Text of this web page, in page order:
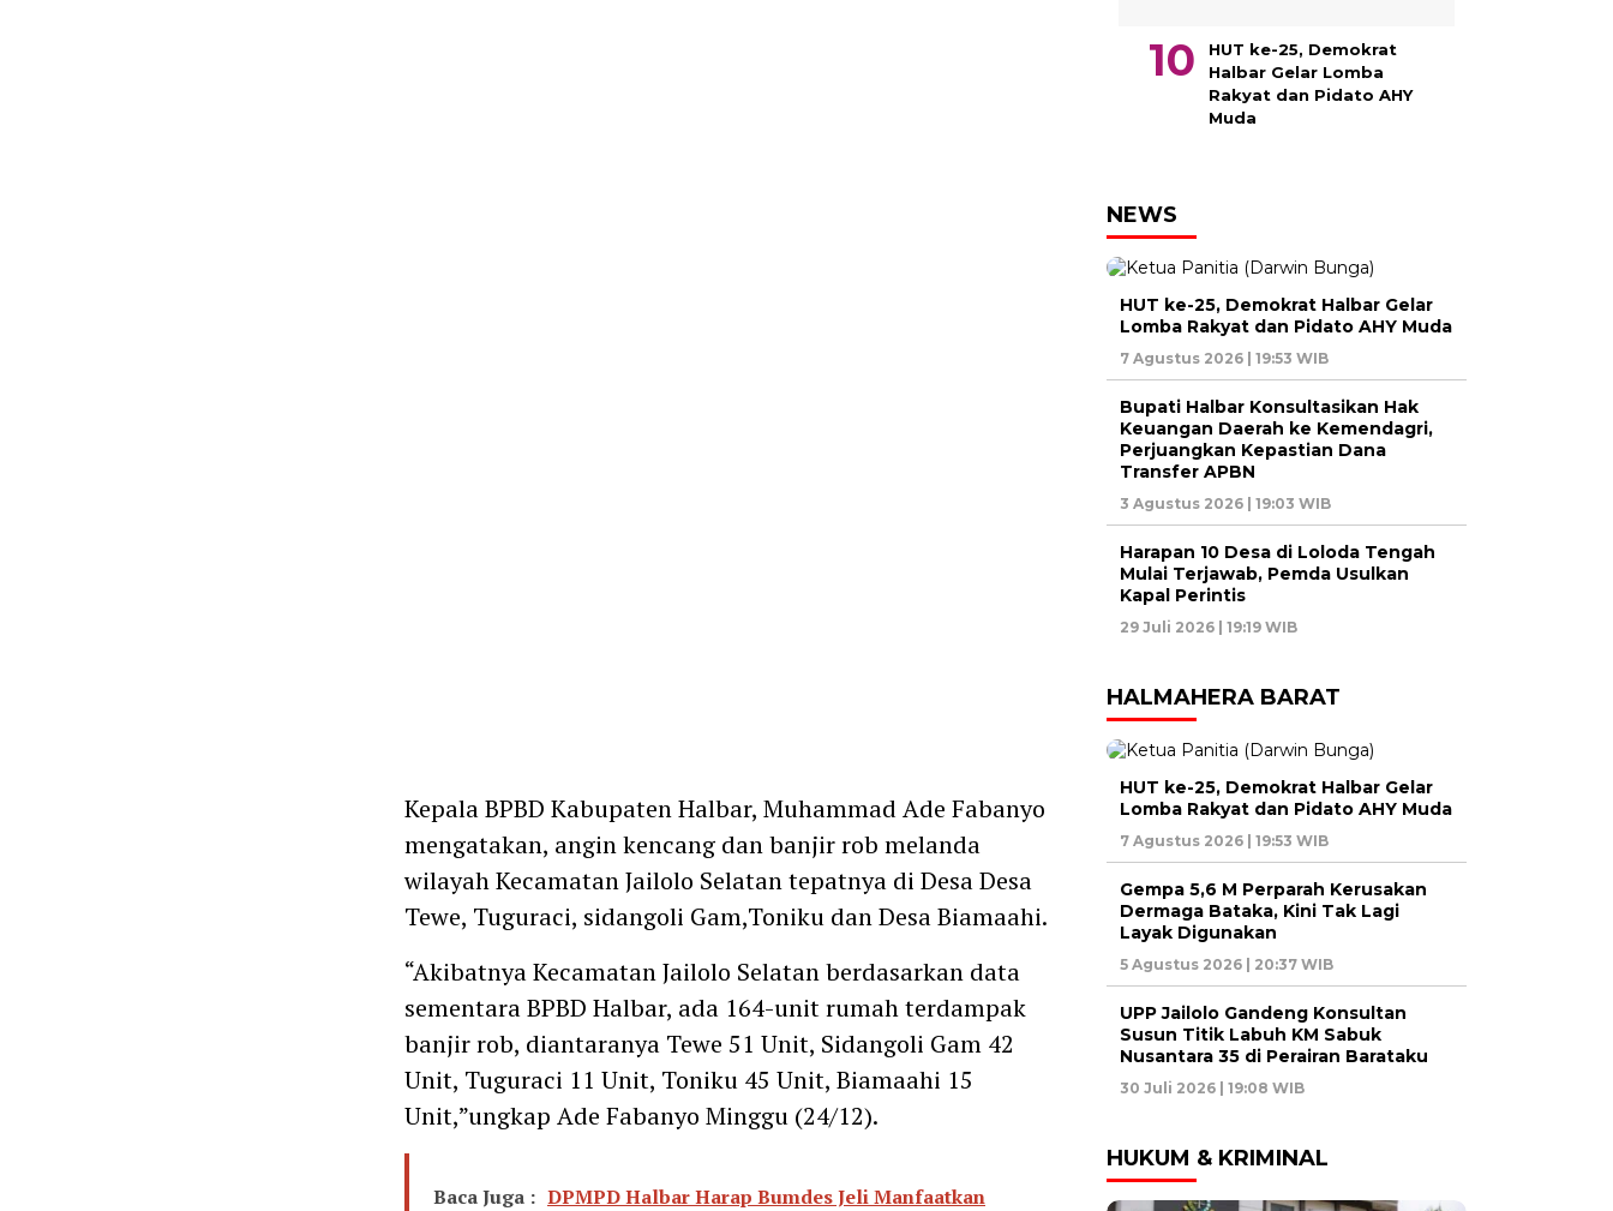
Kepala BPBD Kabupaten Halbar, Muhammad Ade Fabanyo
mengatakan, angin kencang dan banjir rob melanda
wilayah Kecamatan Jailolo Selatan tepatnya di Desa Desa
Tewe, Tuguraci, sidangoli Gam,Toniku dan Desa Biamaahi.
“Akibatnya Kecamatan Jailolo Selatan berdasarkan data
sementara BPBD Halbar, ada 164-unit rumah terdampak
banjir rob, diantaranya Tewe 51 Unit, Sidangoli Gam 42
Unit, Tuguraci 11 Unit, Toniku 45 Unit, Biamaahi 15
Unit,”ungkap Ade Fabanyo Minggu (24/12).
Baca Juga : DPMPD Halbar Harap Bumdes Jeli Manfaatkan
HUT ke-25, Demokrat
Halbar Gelar Lomba
Rakyat dan Pidato AHY
Muda
NEWS
HUT ke-25, Demokrat Halbar Gelar
Lomba Rakyat dan Pidato AHY Muda
7 Agustus 2026 | 19:53 WIB
Bupati Halbar Konsultasikan Hak
Keuangan Daerah ke Kemendagri,
Perjuangkan Kepastian Dana
Transfer APBN
3 Agustus 2026 | 19:03 WIB
Harapan 10 Desa di Loloda Tengah
Mulai Terjawab, Pemda Usulkan
Kapal Perintis
29 Juli 2026 | 19:19 WIB
HALMAHERA BARAT
HUT ke-25, Demokrat Halbar Gelar
Lomba Rakyat dan Pidato AHY Muda
7 Agustus 2026 | 19:53 WIB
Gempa 5,6 M Perparah Kerusakan
Dermaga Bataka, Kini Tak Lagi
Layak Digunakan
5 Agustus 2026 | 20:37 WIB
UPP Jailolo Gandeng Konsultan
Susun Titik Labuh KM Sabuk
Nusantara 35 di Perairan Barataku
30 Juli 2026 | 19:08 WIB
HUKUM & KRIMINAL